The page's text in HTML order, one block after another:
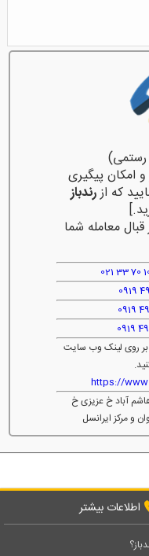
پیگیری
که ازرندباز
معامله شما
بر روی لینک وب سایت
https://
آباد خ عزیزی خ
و مرکز ایرانسل
اطلاعات بیشتر